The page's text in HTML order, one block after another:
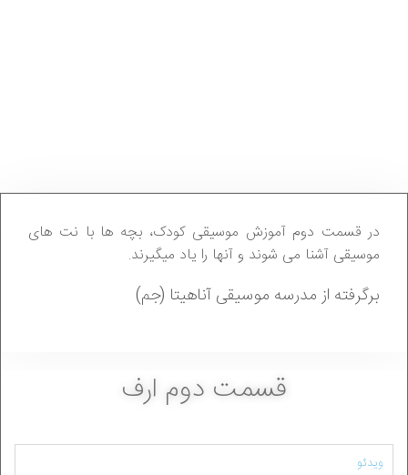
در قسمت دوم آموزش موسیقی کودک، بچه ها با نت های
موسیقی آشنا می شوند و آنها را یاد میگیرند.
برگرفته از مدرسه موسیقی آناهیتا (جم)
قسمت دوم ارف
ویدئو